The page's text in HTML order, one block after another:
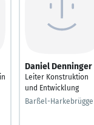
Daniel Denninger
Leiter Konstruktion
und Entwicklung
Barßel-Harkebrügge